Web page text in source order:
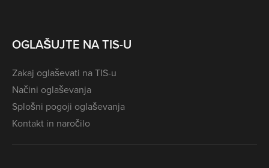
OGLAŠUJTE NA TIS-U
Zakaj oglaševati na TIS-u
Načini oglaševanja
Splošni pogoji oglaševanja
Kontakt in naročilo